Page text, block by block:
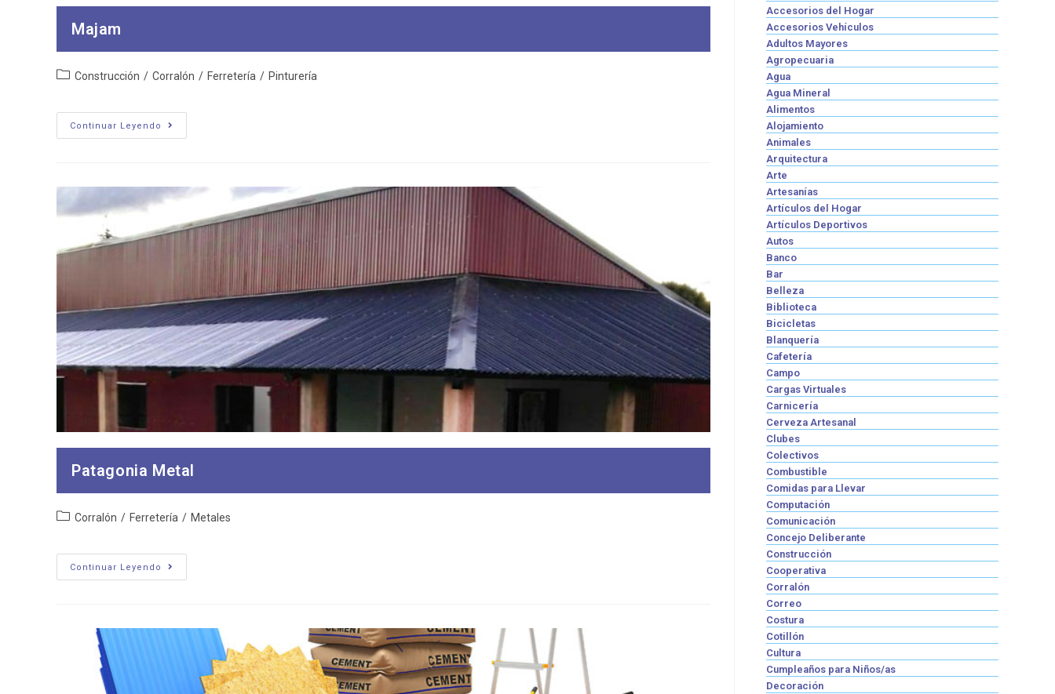
Majam
Categoría
entrada:
Construcción / Corralón / Ferretería / Pinturería
Continuar Leyendo Majam
Patagonia Metal
Categoría
entrada:
Corralón / Ferretería / Metales
Continuar Leyendo
Patagonia
Metal
Accesorios del Hogar
Accesorios Vehículos
Adultos Mayores
Agropecuaria
Agua
Agua Mineral
Alimentos
Alojamiento
Animales
Arquitectura
Arte
Artesanías
Artículos del Hogar
Artículos Deportivos
Autos
Banco
Bar
Belleza
Biblioteca
Bicicletas
Blanquería
Cafetería
Campo
Cargas Virtuales
Carnicería
Cerveza Artesanal
Clubes
Colectivos
Combustible
Comidas para Llevar
Computación
Comunicación
Concejo Deliberante
Construcción
Cooperativa
Corralón
Correo
Costura
Cotillón
Cultura
Cumpleaños para Niños/as
Decoración